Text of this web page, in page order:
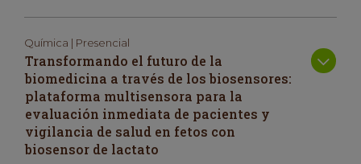
Química | Presencial
Transformando el futuro de la
biomedicina a través de los biosensores:
plataforma multisensora para la
evaluación inmediata de pacientes y
vigilancia de salud en fetos con
biosensor de lactato